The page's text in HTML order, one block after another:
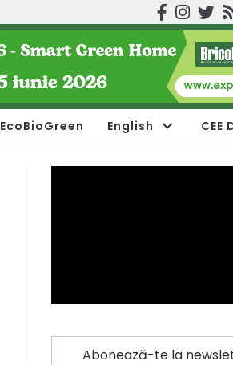
EcoBioGreen English CEE
Abonează-te la